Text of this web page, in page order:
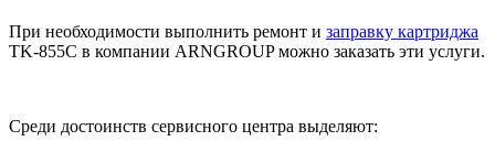
При необходимости выполнить ремонт и заправку картриджа
TK-855C в компании ARNGROUP можно заказать эти услуги.
Среди достоинств сервисного центра выделяют: